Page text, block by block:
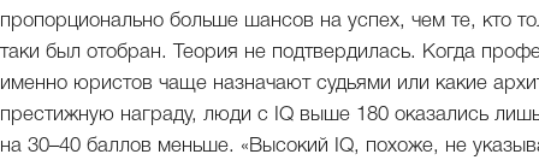
пропорционально больше шансов на успех, чем те, кто
таки был отобран. Теория не подтвердилась. Когда
именно юристов чаще назначают судьями или какие
престижную награду, люди с IQ выше 180 оказались
на 30–40 баллов меньше. «Высокий IQ, похоже, не